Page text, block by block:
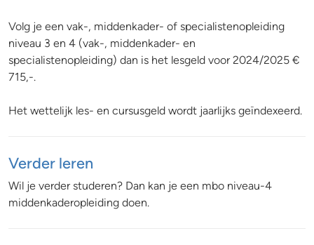
Volg je een vak-, middenkader- of specialistenopleiding
niveau 3 en 4 (vak-, middenkader- en
specialistenopleiding) dan is het lesgeld voor 2024/2025 €
715,-.
Het wettelijk les- en cursusgeld wordt jaarlijks geïndexeerd.
Verder leren
Wil je verder studeren? Dan kan je een mbo niveau-4
middenkaderopleiding doen.